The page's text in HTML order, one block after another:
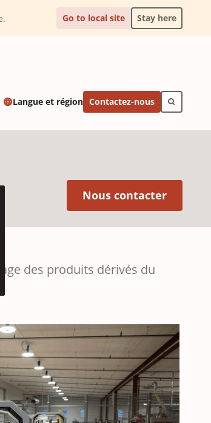
Go to local site Stay here
Langue et région Contactez-nous
Nous contacter(Opens
des produits dérivés du